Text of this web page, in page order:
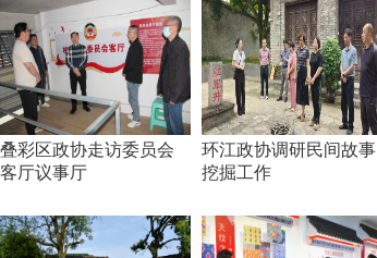
叠彩区政协走访委员会
客厅议事厅
环江政协调研民间故事
挖掘工作